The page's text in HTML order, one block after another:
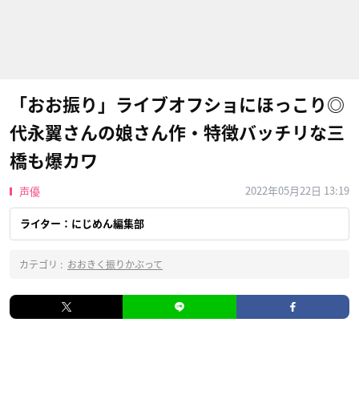
「おお振り」ライブオフショにほっこり◎
代永翼さんの娘さん作・特徴バッチリな三
橋も爆カワ
声優 2022年05月22日 13:19
ライター：にじめん編集部
カテゴリ : おおきく振りかぶって